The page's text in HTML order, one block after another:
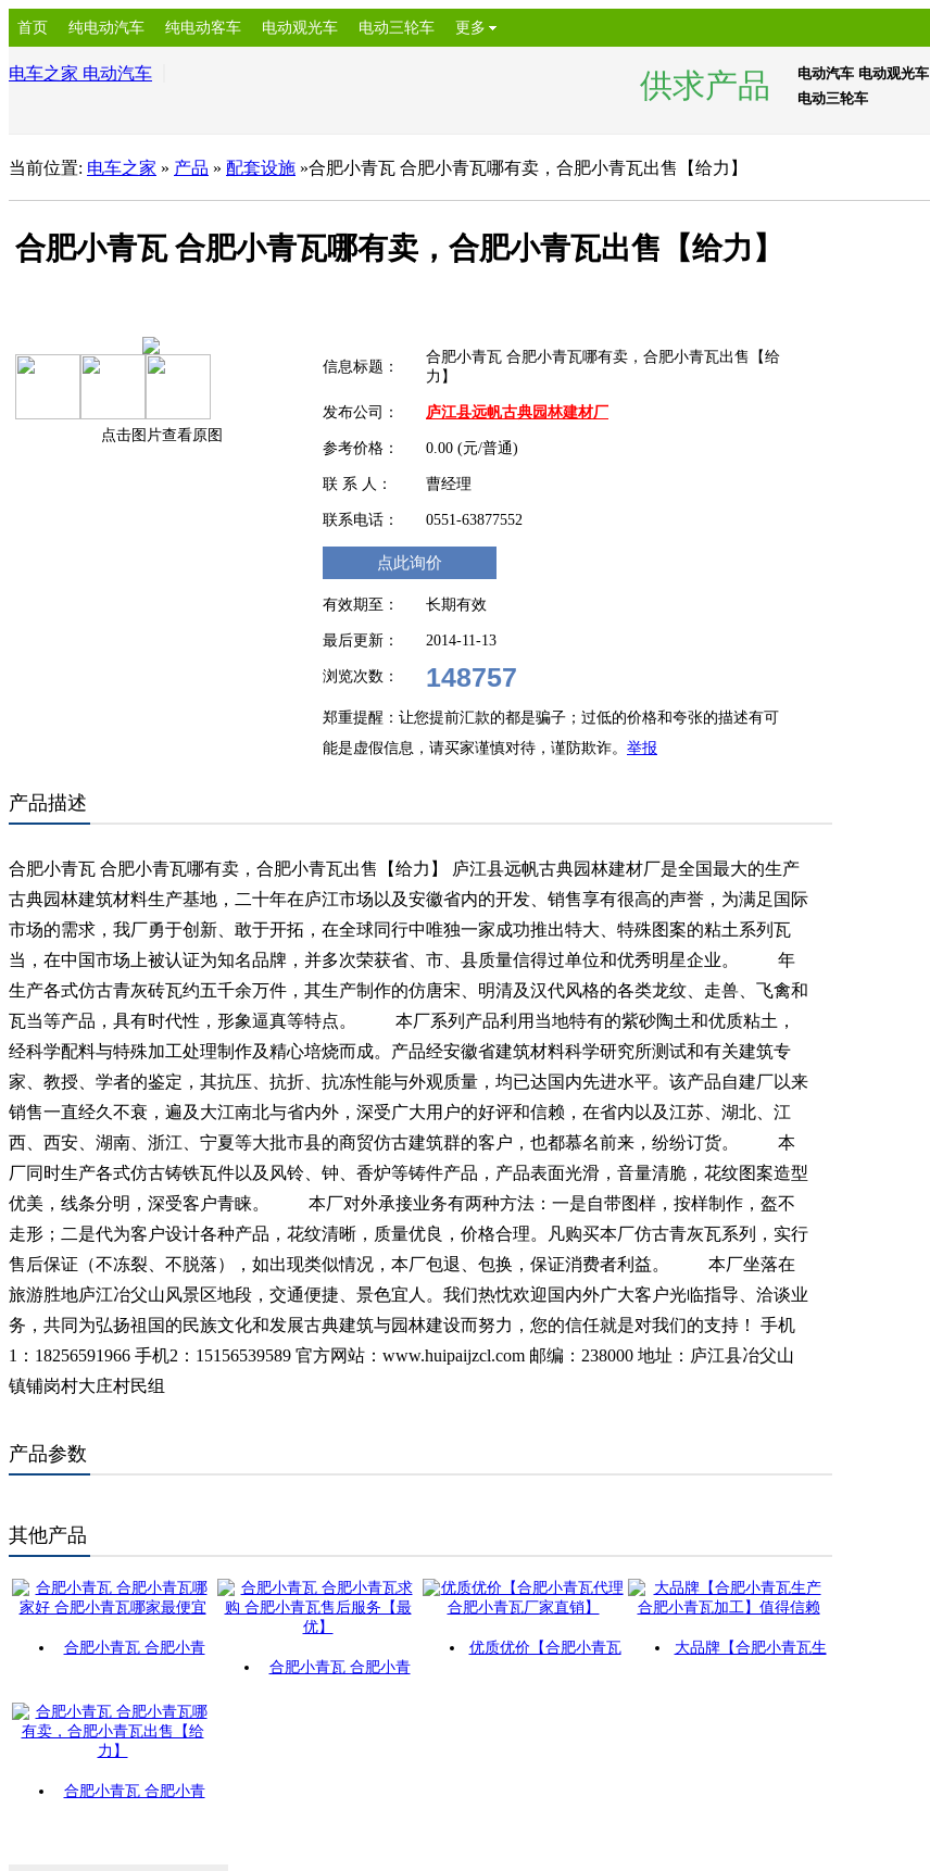
首页 纯电动汽车 纯电动客车 电动观光车 电动三轮车 更多
电车之家 电动汽车 供求产品 电动汽车 电动观光车
电动三轮车
当前位置: 电车之家 » 产品 » 配套设施 »合肥小青瓦 合肥小青瓦哪有卖，合肥小青瓦出售【给力】
合肥小青瓦 合肥小青瓦哪有卖，合肥小青瓦出售【给力】
点击图片查看原图
信息标题：
合肥小青瓦 合肥小青瓦哪有卖，合肥小青瓦出售【给
力】
发布公司： 庐江县远帆古典园林建材厂
参考价格： 0.00 (元/普通)
联 系 人： 曹经理
联系电话： 0551-63877552
点此询价
有效期至： 长期有效
最后更新： 2014-11-13
浏览次数： 148757
郑重提醒：让您提前汇款的都是骗子；过低的价格和夸张的描述有可
能是虚假信息，请买家谨慎对待，谨防欺诈。 举报
产品描述
合肥小青瓦 合肥小青瓦哪有卖，合肥小青瓦出售【给力】 庐江县远帆古典园林建材厂是全国最大的生产
古典园林建筑材料生产基地，二十年在庐江市场以及安徽省内的开发、销售享有很高的声誉，为满足国际
市场的需求，我厂勇于创新、敢于开拓，在全球同行中唯独一家成功推出特大、特殊图案的粘土系列瓦
当，在中国市场上被认证为知名品牌，并多次荣获省、市、县质量信得过单位和优秀明星企业。 年
生产各式仿古青灰砖瓦约五千余万件，其生产制作的仿唐宋、明清及汉代风格的各类龙纹、走兽、飞禽和
瓦当等产品，具有时代性，形象逼真等特点。 本厂系列产品利用当地特有的紫砂陶土和优质粘土，
经科学配料与特殊加工处理制作及精心培烧而成。产品经安徽省建筑材料科学研究所测试和有关建筑专
家、教授、学者的鉴定，其抗压、抗折、抗冻性能与外观质量，均已达国内先进水平。该产品自建厂以来
销售一直经久不衰，遍及大江南北与省内外，深受广大用户的好评和信赖，在省内以及江苏、湖北、江
西、西安、湖南、浙江、宁夏等大批市县的商贸仿古建筑群的客户，也都慕名前来，纷纷订货。 本
厂同时生产各式仿古铸铁瓦件以及风铃、钟、香炉等铸件产品，产品表面光滑，音量清脆，花纹图案造型
优美，线条分明，深受客户青睐。 本厂对外承接业务有两种方法：一是自带图样，按样制作，盔不
走形；二是代为客户设计各种产品，花纹清晰，质量优良，价格合理。凡购买本厂仿古青灰瓦系列，实行
售后保证（不冻裂、不脱落），如出现类似情况，本厂包退、包换，保证消费者利益。 本厂坐落在
旅游胜地庐江冶父山风景区地段，交通便捷、景色宜人。我们热忱欢迎国内外广大客户光临指导、洽谈业
务，共同为弘扬祖国的民族文化和发展古典建筑与园林建设而努力，您的信任就是对我们的支持！ 手机
1：18256591966 手机2：15156539589 官方网站：www.huipaijzcl.com 邮编：238000 地址：庐江县冶父山
镇铺岗村大庄村民组
产品参数
其他产品
合肥小青瓦 合肥小青
合肥小青瓦 合肥小青
优质优价【合肥小青瓦 大品牌【合肥小青瓦生
合肥小青瓦 合肥小青